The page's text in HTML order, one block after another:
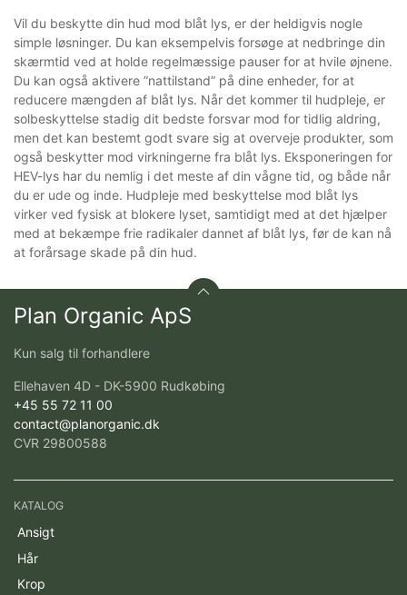
Vil du beskytte din hud mod blåt lys, er der heldigvis nogle
simple løsninger. Du kan eksempelvis forsøge at nedbringe din
skærmtid ved at holde regelmæssige pauser for at hvile øjnene.
Du kan også aktivere ”nattilstand” på dine enheder, for at
reducere mængden af blåt lys. Når det kommer til hudpleje, er
solbeskyttelse stadig dit bedste forsvar mod for tidlig aldring,
men det kan bestemt godt svare sig at overveje produkter, som
også beskytter mod virkningerne fra blåt lys. Eksponeringen for
HEV-lys har du nemlig i det meste af din vågne tid, og både når
du er ude og inde. Hudpleje med beskyttelse mod blåt lys
virker ved fysisk at blokere lyset, samtidigt med at det hjælper
med at bekæmpe frie radikaler dannet af blåt lys, før de kan nå
at forårsage skade på din hud.
Plan Organic ApS
Kun salg til forhandlere
Ellehaven 4D - DK-5900 Rudkøbing
+45 55 72 11 00
contact@planorganic.dk
CVR 29800588
KATALOG
Ansigt
Hår
Krop